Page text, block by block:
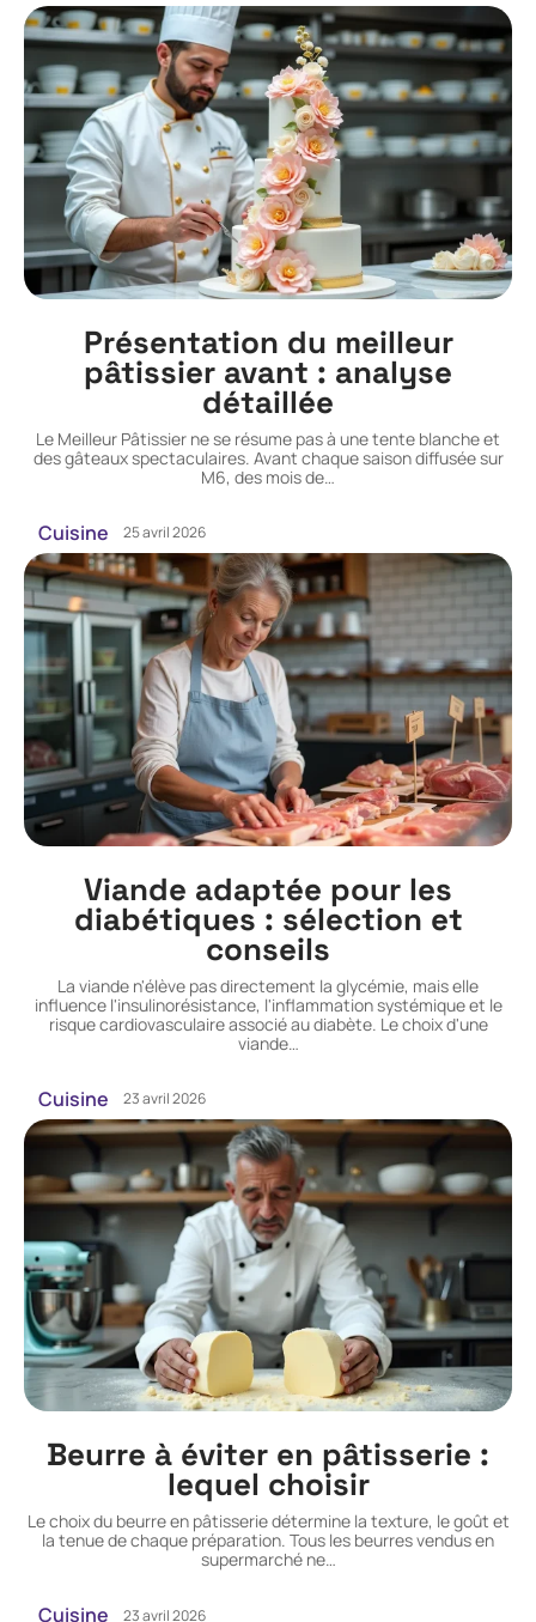
Présentation du meilleur
pâtissier avant : analyse
détaillée
Le Meilleur Pâtissier ne se résume pas à une tente blanche et
des gâteaux spectaculaires. Avant chaque saison diffusée sur
M6, des mois de…
Cuisine 25 avril 2026
Viande adaptée pour les
diabétiques : sélection et
conseils
La viande n'élève pas directement la glycémie, mais elle
influence l'insulinorésistance, l'inflammation systémique et le
risque cardiovasculaire associé au diabète. Le choix d'une
viande…
Cuisine 23 avril 2026
Beurre à éviter en pâtisserie :
lequel choisir
Le choix du beurre en pâtisserie détermine la texture, le goût et
la tenue de chaque préparation. Tous les beurres vendus en
supermarché ne…
Cuisine 23 avril 2026